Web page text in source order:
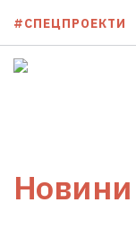
#СПЕЦПРОЕКТИ